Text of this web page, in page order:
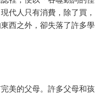
代人只有消費，除了買，
西之外，卻失落了許多學
美的父母。許多父母和孩